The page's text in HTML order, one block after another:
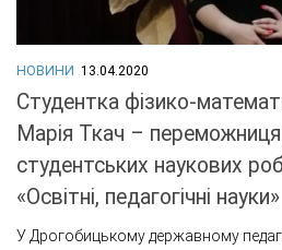
НОВИНИ 13.04.2020
Студентка фізико-
Марія Ткач –
студентських наукових
«Освітні, педагогічні науки»
У Дрогобицькому державному